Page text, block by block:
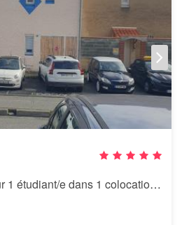
Chambre meublée pour 1 étudiant/e dans 1 colocation d'étudiants